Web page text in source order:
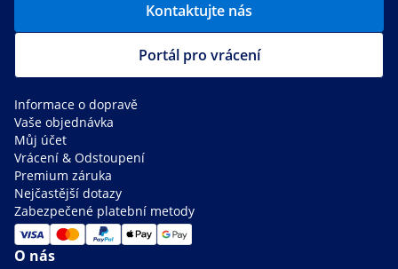
Kontaktujte nás
Portál pro vrácení
Informace o dopravě
Vaše objednávka
Můj účet
Vrácení & Odstoupení
Premium záruka
Nejčastější dotazy
Zabezpečené platební metody
O nás